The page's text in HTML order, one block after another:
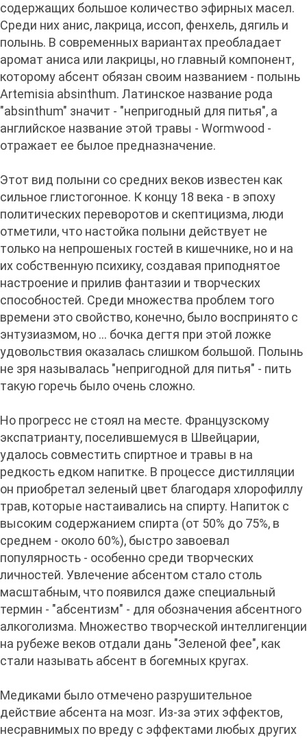
содержащих большое количество эфирных масел.
Среди них анис, лакрица, иссоп, фенхель, дягиль и
полынь. В современных вариантах преобладает
аромат аниса или лакрицы, но главный компонент,
которому абсент обязан своим названием - полынь
Artemisia absinthum. Латинское название рода
"absinthum" значит - "непригодный для питья", а
английское название этой травы - Wormwood -
отражает ее былое предназначение.
Этот вид полыни со средних веков известен как
сильное глистогонное. К концу 18 века - в эпоху
политических переворотов и скептицизма, люди
отметили, что настойка полыни действует не
только на непрошеных гостей в кишечнике, но и на
их собственную психику, создавая приподнятое
настроение и прилив фантазии и творческих
способностей. Среди множества проблем того
времени это свойство, конечно, было воспринято с
энтузиазмом, но ... бочка дегтя при этой ложке
удовольствия оказалась слишком большой. Полынь
не зря называлась "непригодной для питья" - пить
такую горечь было очень сложно.
Но прогресс не стоял на месте. Французскому
экспатрианту, поселившемуся в Швейцарии,
удалось совместить спиртное и травы в на
редкость едком напитке. В процессе дистилляции
он приобретал зеленый цвет благодаря хлорофиллу
трав, которые настаивались на спирту. Напиток с
высоким содержанием спирта (от 50% до 75%, в
среднем - около 60%), быстро завоевал
популярность - особенно среди творческих
личностей. Увлечение абсентом стало столь
масштабным, что появился даже специальный
термин - "абсентизм" - для обозначения абсентного
алкоголизма. Множество творческой интеллигенции
на рубеже веков отдали дань "Зеленой фее", как
стали называть абсент в богемных кругах.
Медиками было отмечено разрушительное
действие абсента на мозг. Из-за этих эффектов,
несравнимых по вреду с эффектами любых других